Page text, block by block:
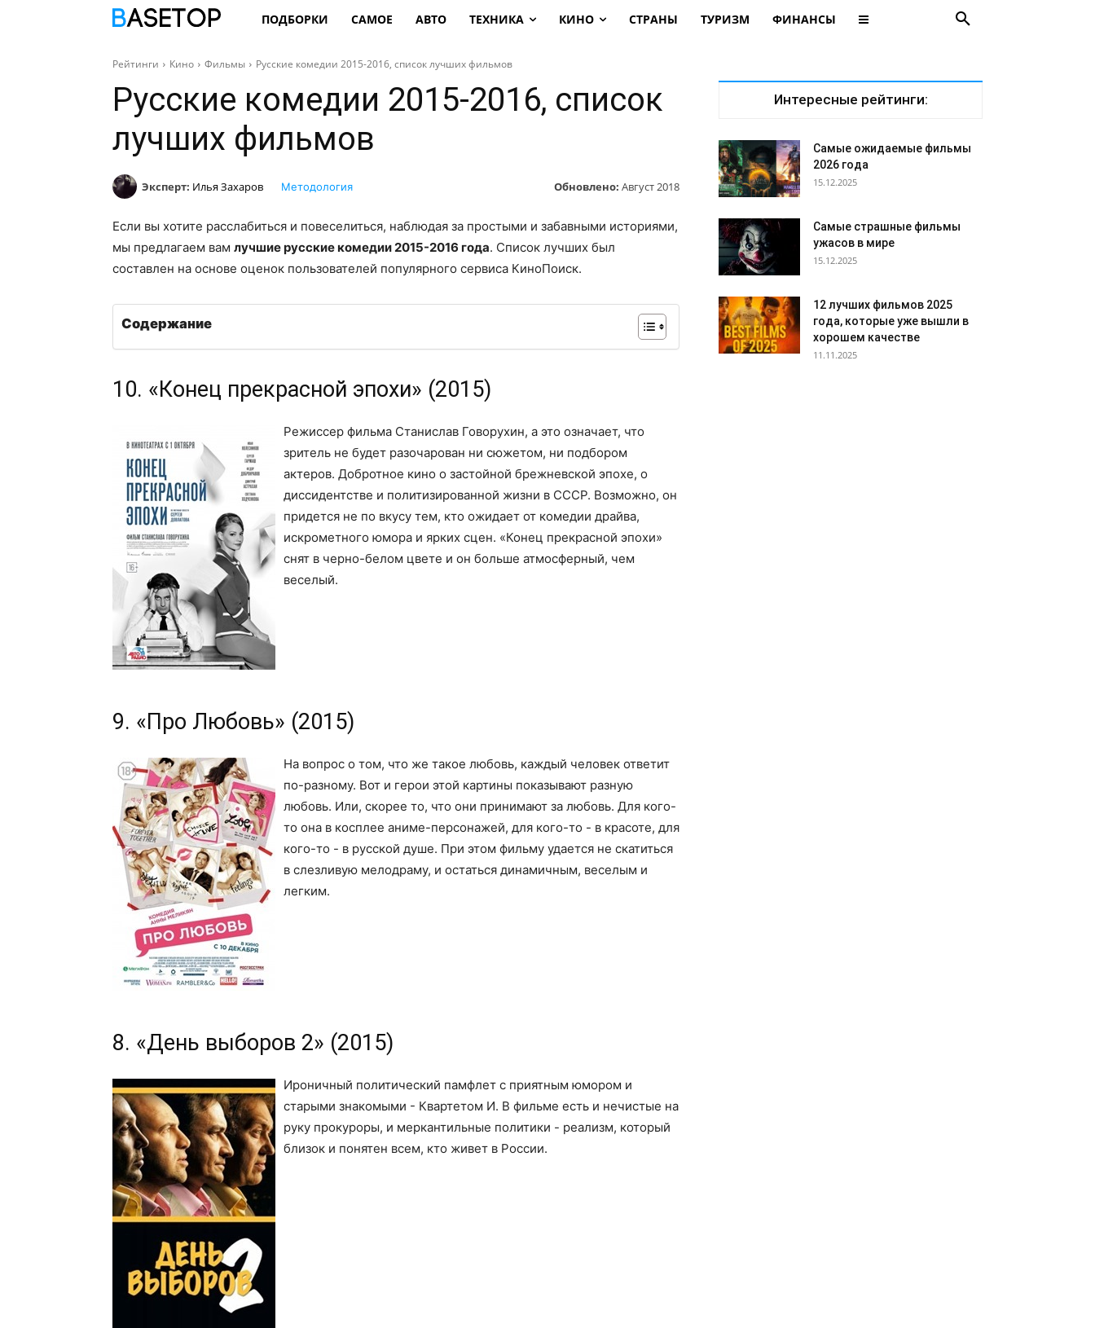
ПОДБОРКИ САМОЕ АВТО ТЕХНИКА КИНО СТРАНЫ ТУРИЗМ ФИНАНСЫ
Рейтинги Кино Фильмы Русские комедии 2015-2016, список лучших фильмов
Русские комедии 2015-2016, список
лучших фильмов
Эксперт: Илья Захаров Обновлено: Август 2018
Методология
Если вы хотите расслабиться и повеселиться, наблюдая за простыми и забавными историями,
мы предлагаем вам лучшие русские комедии 2015-2016 года. Список лучших был
составлен на основе оценок пользователей популярного сервиса КиноПоиск.
Содержание
10. «Конец прекрасной эпохи» (2015)
Режиссер фильма Станислав Говорухин, а это означает, что
зритель не будет разочарован ни сюжетом, ни подбором
актеров. Добротное кино о застойной брежневской эпохе, о
диссидентстве и политизированной жизни в СССР. Возможно, он
придется не по вкусу тем, кто ожидает от комедии драйва,
искрометного юмора и ярких сцен. «Конец прекрасной эпохи»
снят в черно-белом цвете и он больше атмосферный, чем
веселый.
9. «Про Любовь» (2015)
На вопрос о том, что же такое любовь, каждый человек ответит
по-разному. Вот и герои этой картины показывают разную
любовь. Или, скорее то, что они принимают за любовь. Для кого-
то она в косплее аниме-персонажей, для кого-то - в красоте, для
кого-то - в русской душе. При этом фильму удается не скатиться
в слезливую мелодраму, и остаться динамичным, веселым и
легким.
8. «День выборов 2» (2015)
Ироничный политический памфлет с приятным юмором и
старыми знакомыми - Квартетом И. В фильме есть и нечистые на
руку прокуроры, и меркантильные политики - реализм, который
близок и понятен всем, кто живет в России.
Интересные рейтинги:
Самые ожидаемые фильмы
2026 года
15.12.2025
Самые страшные фильмы
ужасов в мире
15.12.2025
12 лучших фильмов 2025
года, которые уже вышли в
хорошем качестве
11.11.2025